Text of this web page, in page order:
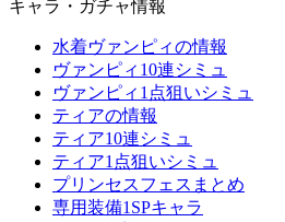
キャラ・ガチャ情報
水着ヴァンピィの情報
ヴァンピィ10連シミュ
ヴァンピィ1点狙いシミュ
ティアの情報
ティア10連シミュ
ティア1点狙いシミュ
プリンセスフェスまとめ
専用装備1SPキャラ